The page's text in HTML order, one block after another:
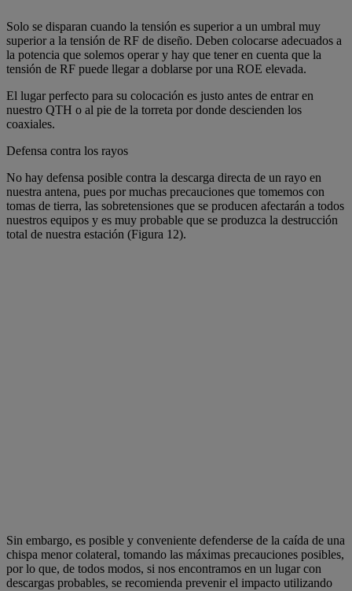
Solo se disparan cuando la tensión es superior a un umbral muy
superior a la tensión de RF de diseño. Deben colocarse adecuados a
la potencia que solemos operar y hay que tener en cuenta que la
tensión de RF puede llegar a doblarse por una ROE elevada.
El lugar perfecto para su colocación es justo antes de entrar en
nuestro QTH o al pie de la torreta por donde descienden los
coaxiales.
Defensa contra los rayos
No hay defensa posible contra la descarga directa de un rayo en
nuestra antena, pues por muchas precauciones que tomemos con
tomas de tierra, las sobretensiones que se producen afectarán a todos
nuestros equipos y es muy probable que se produzca la destrucción
total de nuestra estación (Figura 12).
Sin embargo, es posible y conveniente defenderse de la caída de una
chispa menor colateral, tomando las máximas precauciones posibles,
por lo que, de todos modos, si nos encontramos en un lugar con
descargas probables, se recomienda prevenir el impacto utilizando